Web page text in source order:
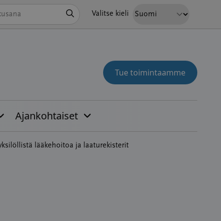
Valitse kieli
Tue toimintaamme
Ajankohtaiset
lääkehoitoa ja laaturekisterit